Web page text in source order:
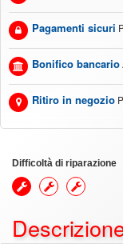
Pagamenti sicuri
Bonifico bancario
Ritiro in negozio
Difficoltà di riparazione